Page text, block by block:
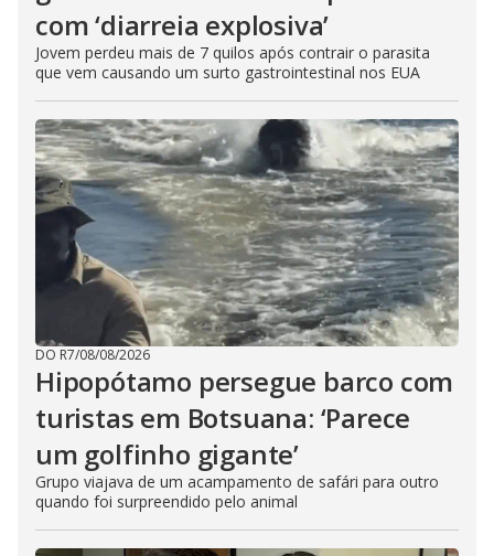
com ‘diarreia explosiva’
Jovem perdeu mais de 7 quilos após contrair o parasita
que vem causando um surto gastrointestinal nos EUA
DO R7/08/08/2026
Hipopótamo persegue barco com
turistas em Botsuana: ‘Parece
um golfinho gigante’
Grupo viajava de um acampamento de safári para outro
quando foi surpreendido pelo animal